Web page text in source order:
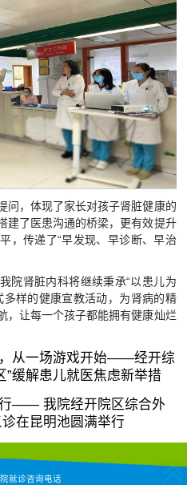
问，体现了家长对孩子肾脏健康的
建了医患沟通的桥梁，更有效提升
，传递了“早发现、早诊断、早治
院肾脏内科将继续秉承“以患儿为
样的健康宣教活动，为肾病的精
，让每一个孩子都能拥有健康灿烂
，从一场游戏开始——经开综
”缓解患儿就医焦虑新举措
行—— 我院经开院区综合外
在昆明池圆满举行
就诊咨询电话